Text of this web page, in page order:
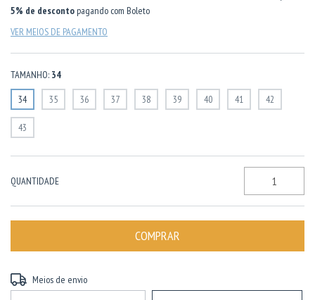
5% de descontopagando com Boleto
VER MEIOS DE PAGAMENTO
TAMANHO: 34
34
35 36 37 38 39 40 41 42
43
QUANTIDADE
Entregas para o CEP:
Meios de envio